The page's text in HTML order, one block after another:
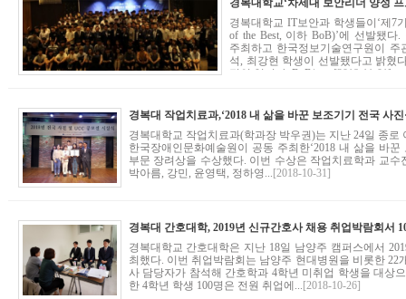
경복대학교‘차세대 보안리더 양성
경복대학교 IT보안과 학생들이‘제7
of the Best, 이하 BoB)’에 선발됐
주최하고 한국정보기술연구원이
석, 최강현 학생이 선발됐다고 밝혔
적인 일이다. BoB는 ... [2018-11-01]
경복대학교 작업치료과(학과장 박우권)는 지난 24일 종
한국장애인문화예술원이 공동 주최한‘2018 내 삶을 바꾼
부문 장려상을 수상했다. 이번 수상은 작업치료학과 교
박아름, 강민, 윤영택, 정하영... [2018-10-31]
경복대학교 간호대학은 지난 18일 남양주 캠퍼스에서
최했다. 이번 취업박람회는 남양주 현대병원을 비롯한
사 담당자가 참석해 간호학과 4학년 미취업 학생을 대상
한 4학년 학생 100명은 전원 취업에... [2018-10-26]